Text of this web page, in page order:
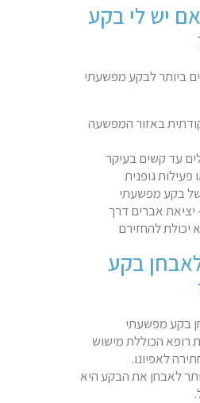
יש לי בקע
ביותר לבקע מפשעתי
באזור המפשעה
עד קשים בעיקר
פעילות גופנית
בקע מפשעתי
אברים דרך
יכולת להחזירם
בקע
בקע מפשעתי
רופא הכוללת מישוש
לאפיונו.
לאבחן את הבקע היא